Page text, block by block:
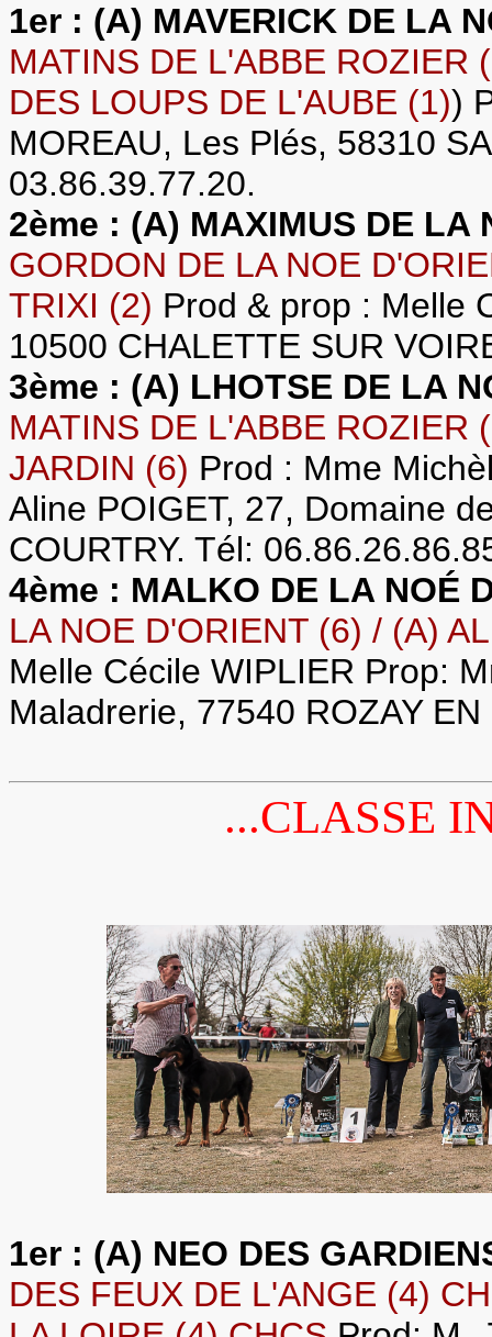
1er : (A) MAVERICK DE LA
MATINS DE L'ABBE ROZIER
DES LOUPS DE L'AUBE (1))
MOREAU, Les Plés, 58310
03.86.39.77.20.
2ème : (A) MAXIMUS DE LA
GORDON DE LA NOE
TRIXI (2) Prod & prop : Melle
10500 CHALETTE SUR
3ème : (A) LHOTSE DE LA
MATINS DE L'ABBE ROZIER
JARDIN (6) Prod : Mme
Aline POIGET, 27, Domaine
COURTRY. Tél:
4ème : MALKO DE LA NOÉ
LA NOE D'ORIENT (6) / (A)
Melle Cécile WIPLIER Prop:
Maladrerie, 77540 ROZAY
...CLASSE
1er : (A) NEO DES
DES FEUX DE L'ANGE (4)